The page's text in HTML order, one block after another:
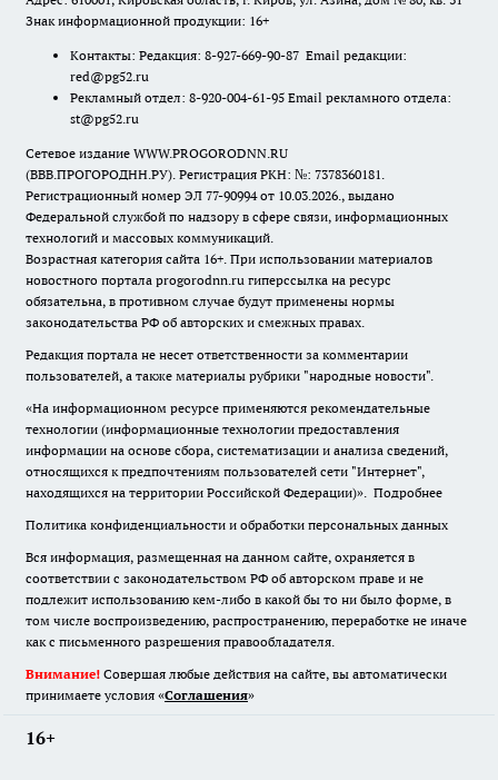
Знак информационной продукции: 16+
Контакты: Редакция: 8-927-669-90-87 Email редакции:
red@pg52.ru
Рекламный отдел: 8-920-004-61-95 Email рекламного отдела:
st@pg52.ru
Сетевое издание WWW.PROGORODNN.RU
(ВВВ.ПРОГОРОДНН.РУ). Регистрация РКН: №: 7378360181.
Регистрационный номер ЭЛ 77-90994 от 10.03.2026., выдано
Федеральной службой по надзору в сфере связи, информационных
технологий и массовых коммуникаций.
Возрастная категория сайта 16+. При использовании материалов
новостного портала progorodnn.ru гиперссылка на ресурс
обязательна, в противном случае будут применены нормы
законодательства РФ об авторских и смежных правах.
Редакция портала не несет ответственности за комментарии
пользователей, а также материалы рубрики "народные новости".
«На информационном ресурсе применяются рекомендательные
технологии (информационные технологии предоставления
информации на основе сбора, систематизации и анализа сведений,
относящихся к предпочтениям пользователей сети "Интернет",
находящихся на территории Российской Федерации)». Подробнее
Политика конфиденциальности и обработки персональных данных
Вся информация, размещенная на данном сайте, охраняется в
соответствии с законодательством РФ об авторском праве и не
подлежит использованию кем-либо в какой бы то ни было форме, в
том числе воспроизведению, распространению, переработке не иначе
как с письменного разрешения правообладателя.
Внимание! Совершая любые действия на сайте, вы автоматически
принимаете условия «Cоглашения»
16+